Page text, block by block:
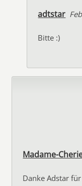
adtstar
Bitte :)
Madame-
Danke Adstar